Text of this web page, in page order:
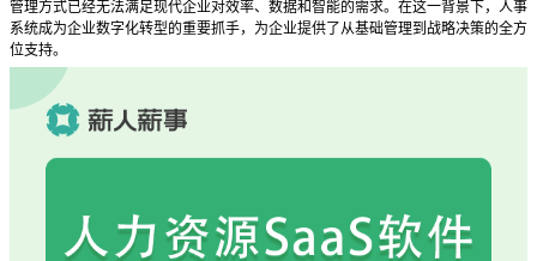
管理方式已经无法满足现代企业对效率、数据和智能的需求。在这一背景下，人事
系统成为企业数字化转型的重要抓手，为企业提供了从基础管理到战略决策的全方
位支持。